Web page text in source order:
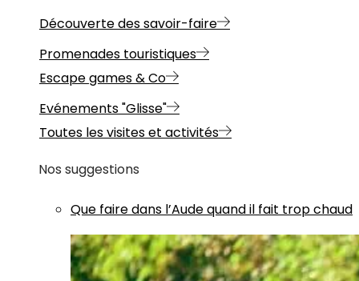
Découverte des savoir-faire
Promenades touristiques
Escape games & Co
Evénements "Glisse"
Toutes les visites et activités
Nos suggestions
Que faire dans l’Aude quand il fait trop chaud